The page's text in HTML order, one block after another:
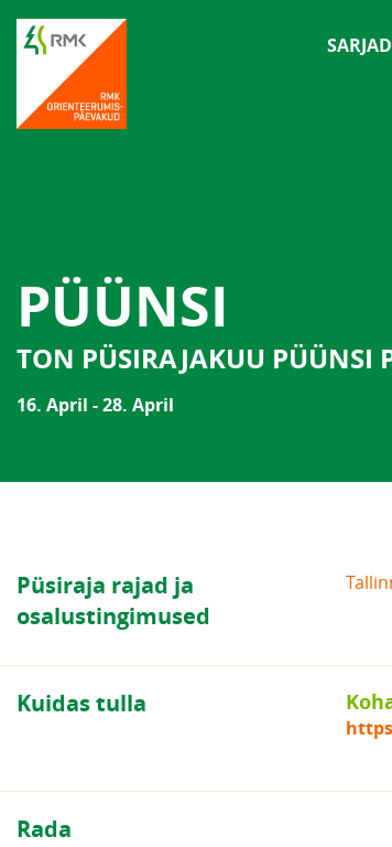
SARJAD
PÜÜNSI
TON PÜSIRAJAKUU PÜÜNSI
16. April - 28. April
Püsiraja rajad ja
osalustingimused
Kuidas tulla
Rada